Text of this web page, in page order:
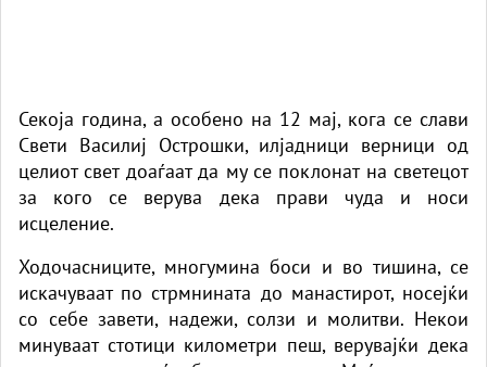
Секоја година, а особено на 12 мај, кога се слави
Свети Василиј Острошки, илјадници верници од
целиот свет доаѓаат да му се поклонат на светецот
за кого се верува дека прави чуда и носи
исцеление.
Ходочасниците, многумина боси и во тишина, се
искачуваат по стрмнината до манастирот, носејќи
со себе завети, надежи, солзи и молитви. Некои
минуваат стотици километри пеш, верувајќи дека